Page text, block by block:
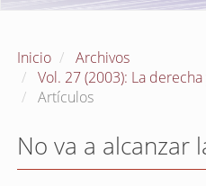
Inicio
Archivos
Vol. 27 (2003): La
Artículos
No va a alcanzar